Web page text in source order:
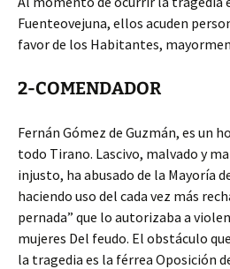
Fuenteovejuna, ellos acuden
favor de los Habitantes,
2-COMENDADOR
Fernán Gómez de Guzmán, es un
todo Tirano. Lascivo, malvado y
injusto, ha abusado de la Mayoría
haciendo uso del cada vez más
pernada” que lo autorizaba a
mujeres Del feudo. El obstáculo
la tragedia es la férrea Oposición